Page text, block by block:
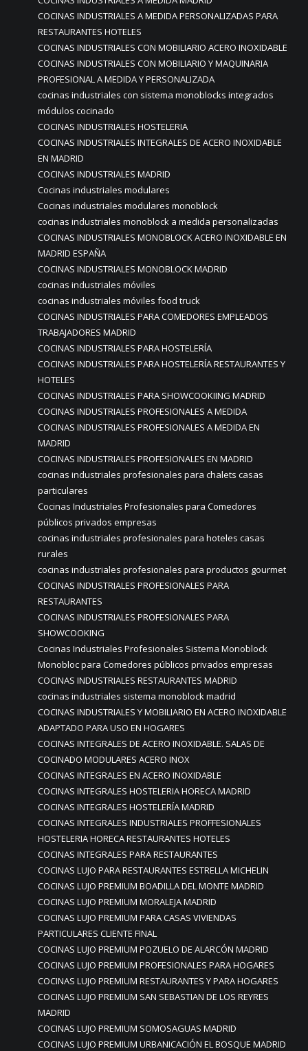
COCINAS INDUSTRIALES A MEDIDA PERSONALIZADAS PARA
RESTAURANTES HOTELES
COCINAS INDUSTRIALES CON MOBILIARIO ACERO INOXIDABLE
COCINAS INDUSTRIALES CON MOBILIARIO Y MAQUINARIA
PROFESIONAL A MEDIDA Y PERSONALIZADA
cocinas industriales con sistema monoblocks integrados
módulos cocinado
COCINAS INDUSTRIALES HOSTELERIA
COCINAS INDUSTRIALES INTEGRALES DE ACERO INOXIDABLE
EN MADRID
COCINAS INDUSTRIALES MADRID
Cocinas industriales modulares
Cocinas industriales modulares monoblock
cocinas industriales monoblock a medida personalizadas
COCINAS INDUSTRIALES MONOBLOCK ACERO INOXIDABLE EN
MADRID ESPAÑA
COCINAS INDUSTRIALES MONOBLOCK MADRID
cocinas industriales móviles
cocinas industriales móviles food truck
COCINAS INDUSTRIALES PARA COMEDORES EMPLEADOS
TRABAJADORES MADRID
COCINAS INDUSTRIALES PARA HOSTELERÍA
COCINAS INDUSTRIALES PARA HOSTELERÍA RESTAURANTES Y
HOTELES
COCINAS INDUSTRIALES PARA SHOWCOOKIING MADRID
COCINAS INDUSTRIALES PROFESIONALES A MEDIDA
COCINAS INDUSTRIALES PROFESIONALES A MEDIDA EN
MADRID
COCINAS INDUSTRIALES PROFESIONALES EN MADRID
cocinas industriales profesionales para chalets casas
particulares
Cocinas Industriales Profesionales para Comedores
públicos privados empresas
cocinas industriales profesionales para hoteles casas
rurales
cocinas industriales profesionales para productos gourmet
COCINAS INDUSTRIALES PROFESIONALES PARA
RESTAURANTES
COCINAS INDUSTRIALES PROFESIONALES PARA
SHOWCOOKING
Cocinas Industriales Profesionales Sistema Monoblock
Monobloc para Comedores públicos privados empresas
COCINAS INDUSTRIALES RESTAURANTES MADRID
cocinas industriales sistema monoblock madrid
COCINAS INDUSTRIALES Y MOBILIARIO EN ACERO INOXIDABLE
ADAPTADO PARA USO EN HOGARES
COCINAS INTEGRALES DE ACERO INOXIDABLE. SALAS DE
COCINADO MODULARES ACERO INOX
COCINAS INTEGRALES EN ACERO INOXIDABLE
COCINAS INTEGRALES HOSTELERIA HORECA MADRID
COCINAS INTEGRALES HOSTELERÍA MADRID
COCINAS INTEGRALES INDUSTRIALES PROFFESIONALES
HOSTELERIA HORECA RESTAURANTES HOTELES
COCINAS INTEGRALES PARA RESTAURANTES
COCINAS LUJO PARA RESTAURANTES ESTRELLA MICHELIN
COCINAS LUJO PREMIUM BOADILLA DEL MONTE MADRID
COCINAS LUJO PREMIUM MORALEJA MADRID
COCINAS LUJO PREMIUM PARA CASAS VIVIENDAS
PARTICULARES CLIENTE FINAL
COCINAS LUJO PREMIUM POZUELO DE ALARCÓN MADRID
COCINAS LUJO PREMIUM PROFESIONALES PARA HOGARES
COCINAS LUJO PREMIUM RESTAURANTES Y PARA HOGARES
COCINAS LUJO PREMIUM SAN SEBASTIAN DE LOS REYRES
MADRID
COCINAS LUJO PREMIUM SOMOSAGUAS MADRID
COCINAS LUJO PREMIUM URBANICACIÓN EL BOSQUE MADRID